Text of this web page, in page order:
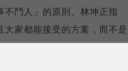
鬥人」的原則。林坤正指
家都能接受的方案，而不是
不是對得起自己的良心，這樣
來檢視你。」在職場這些年